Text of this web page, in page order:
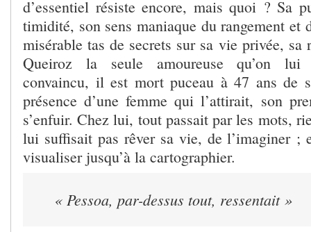
d’essentiel résiste encore, mais quoi ? Sa
timidité, son sens maniaque du rangement et
misérable tas de secrets sur sa vie privée, sa
Queiroz la seule amoureuse qu’on lui
convaincu, il est mort puceau à 47 ans de
présence d’une femme qui l’attirait, son
s’enfuir. Chez lui, tout passait par les mots,
lui suffisait pas rêver sa vie, de l’imaginer
visualiser jusqu’à la cartographier.
« Pessoa, par-dessus tout, ressentait »